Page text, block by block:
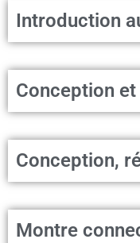
Introduction
Conception
Conception,
Montre